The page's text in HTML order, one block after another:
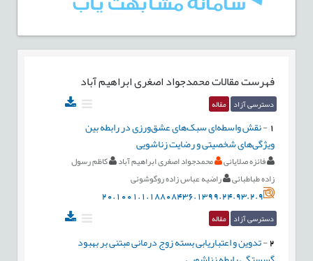
فهرست مقالاتمحمدجواد اصغری ابراهیم آباد
دسترسی آزاد مقاله
-نقش واسطه‌ای سبک‌های عشق‌ورزی در رابطه بين
ويژگی‌های شخصيتی و رضايت زناشويی
فائزه صلایانی محمدجواد اصغری ابراهیم آباد
کاظم رسول
زاده طباطبائی
راضیه عباس زاده روگوشوئی
20.1001.1.18808436.1399.24.93.2.9
دسترسی آزاد مقاله
2
-تدوین و اعتباریابی بسته زوج درمانی مبتنی بر بهبود